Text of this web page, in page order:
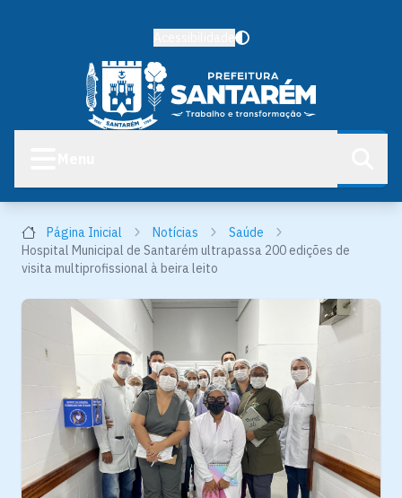
Página Inicial Notícias
Saúde
Hospital Municipal de Santarém ultrapassa 200 edições de
visita multiprofissional à beira leito